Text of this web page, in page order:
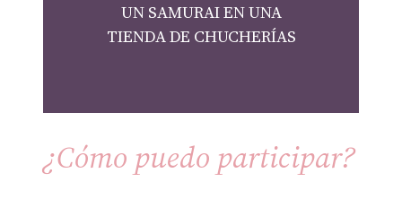
UN SAMURAI EN UNA
TIENDA DE CHUCHERÍAS
¿Cómo puedo participar?